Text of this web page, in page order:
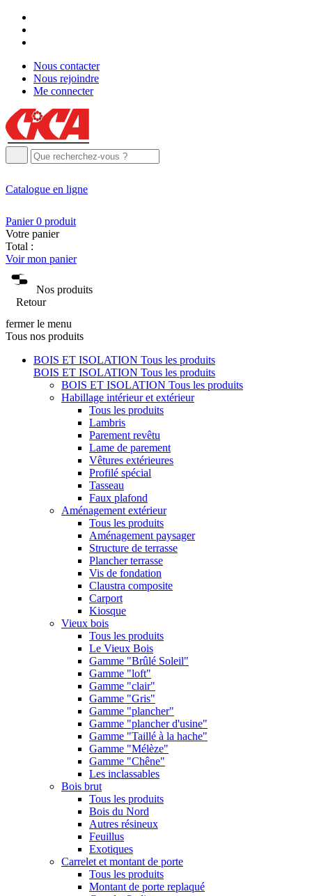
Nous contacter
Nous rejoindre
Me connecter
Catalogue en ligne
Panier 0 produit
Votre panier
Total :
Voir mon panier
Nos produits
Retour
fermer le menu
Tous nos produits
BOIS ET ISOLATION Tous les produits
BOIS ET ISOLATION Tous les produits
BOIS ET ISOLATION Tous les produits
Habillage intérieur et extérieur
Tous les produits
Lambris
Parement revêtu
Lame de parement
Vêtures extérieures
Profilé spécial
Tasseau
Faux plafond
Aménagement extérieur
Tous les produits
Aménagement paysager
Structure de terrasse
Plancher terrasse
Vis de fondation
Claustra composite
Carport
Kiosque
Vieux bois
Tous les produits
Le Vieux Bois
Gamme "Brûlé Soleil"
Gamme "loft"
Gamme "clair"
Gamme "Gris"
Gamme "plancher"
Gamme "plancher d'usine"
Gamme "Taillé à la hache"
Gamme "Mélèze"
Gamme "Chêne"
Les inclassables
Bois brut
Tous les produits
Bois du Nord
Autres résineux
Feuillus
Exotiques
Carrelet et montant de porte
Tous les produits
Montant de porte replaqué